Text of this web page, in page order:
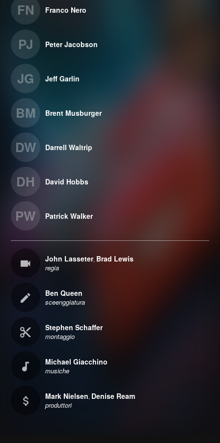
FN Franco Nero
PJ Peter Jacobson
JG Jeff Garlin
BM Brent Musburger
DW Darrell Waltrip
DH David Hobbs
PW Patrick Walker
John Lasseter, Brad Lewis
regia
Ben Queen
sceenggiatura
Stephen Schaffer
montaggio
Michael Giacchino
musiche
Mark Nielsen, Denise Ream
produttori